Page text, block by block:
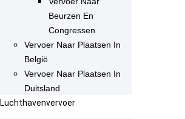
Beurzen En
Congressen
Vervoer Naar Plaatsen In
België
Vervoer Naar Plaatsen In
Duitsland
Luchthavenvervoer